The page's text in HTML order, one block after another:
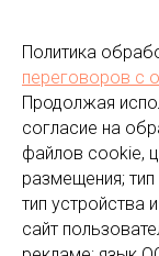
Политика
переговоров с
Продолжая
согласие на
файлов cookie,
размещения;
тип устройства
сайт